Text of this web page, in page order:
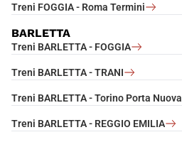
Treni FOGGIA - Roma Termini
BARLETTA
Treni BARLETTA - FOGGIA
Treni BARLETTA - TRANI
Treni BARLETTA - Torino Porta Nuova
Treni BARLETTA - REGGIO EMILIA